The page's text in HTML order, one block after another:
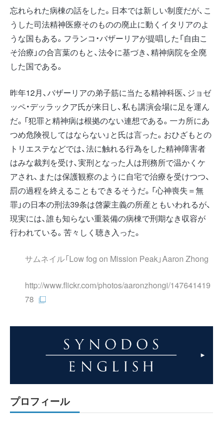
忘れられた病棟の話をした。日本では新しい制度だが、こ
うした司法精神医療そのものの廃止に動くイタリアのよ
うな国もある。フランコ・バザーリアが提唱した「自由こ
そ治療」の合言葉のもと、法令に基づき、精神病院を全廃
した国である。
昨年12月、バザーリアの弟子筋に当たる精神科医、ジョゼ
ッペ・デッラックア氏が来日し、私も講演会場に足を運ん
だ。「犯罪と精神病は根拠のない連想である。一カ所にあ
つめ危険視してはならない」と氏は言った。おひざもとの
トリエステなどでは、法に触れる行為をした精神障害者
はみな裁判を受け、実刑となった人は刑務所で温かくケ
アされ、または保護観察のように自宅で治療を受けつつ、
罰の過程を終えることもできるそうだ。「心神喪失＝無
罪」の日本の刑法39条は啓蒙主義の所産ともいわれるが、
現実には、誰も知らない重装備の病棟で刑期なき収容が
行われている。苦々しく聴き入った。
サムネイル「Low fog on Mission Peak」Aaron Zhong
http://www.flickr.com/photos/aaronzhongi/147641419
78
プロフィール